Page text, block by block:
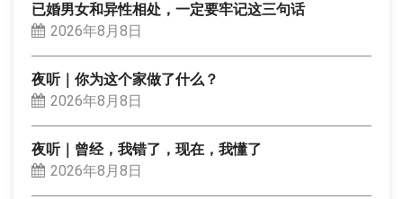
已婚男女和异性相处，一定要牢记这三句话
2026年8月8日
夜听｜你为这个家做了什么？
2026年8月8日
夜听｜曾经，我错了，现在，我懂了
2026年8月8日